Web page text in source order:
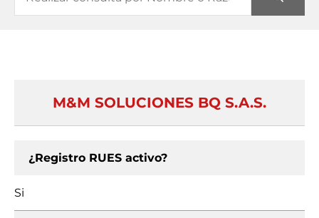
M&M SOLUCIONES BQ S.A.S.
¿Registro RUES activo?
Si